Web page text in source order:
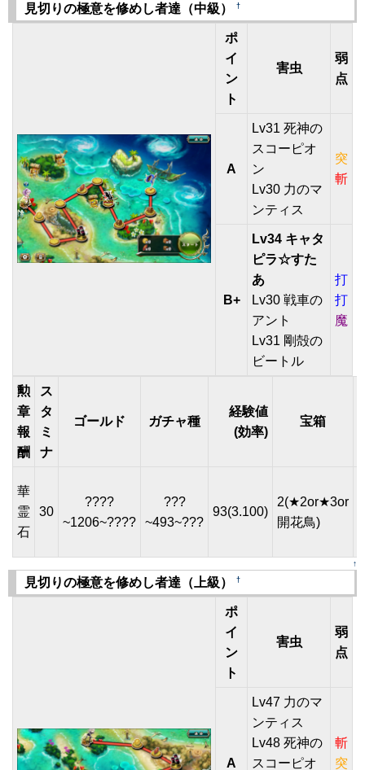
見切りの極意を修めし者達（中級） †
ポ
イ
ン
ト
害虫
弱
点
A
Lv31 死神の
スコーピオ
ン
Lv30 力のマ
ンティス
突
斬
B+
Lv34 キャタ
ピラ☆すた
あ
Lv30 戦車の
アント
Lv31 剛殻の
ビートル
打
打
魔
勲
章
報
酬
ス
タ
ミ
ナ
ゴールド ガチャ種
経験値
(効率)
宝箱
華
霊
石
30
????
~1206~????
???
~493~???
93(3.100)
2(★2or★3or
開花鳥)
↑
見切りの極意を修めし者達（上級） †
ポ
イ
ン
ト
害虫
弱
点
A
Lv47 力のマ
ンティス
Lv48 死神の
スコーピオ
斬
突